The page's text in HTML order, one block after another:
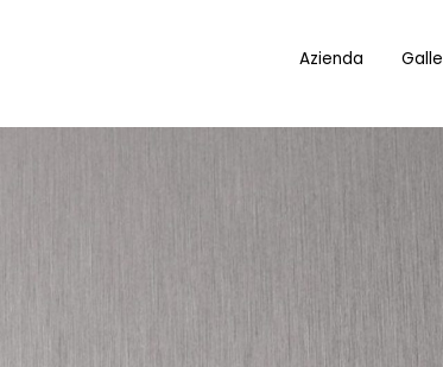
Azienda